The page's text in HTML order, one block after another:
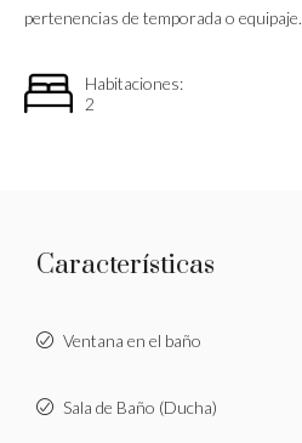
pertenencias de temporada o equipaje.
Habitaciones:
2
Características
Ventana en el baño
Sala de Baño (Ducha)